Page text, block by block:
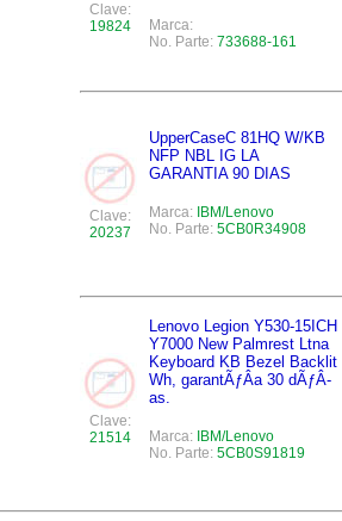
Clave:
19824
Marca:
No. Parte: 733688-161
Clave:
20237
UpperCaseC 81HQ W/KB
NFP NBL IG LA
GARANTIA 90 DIAS
Marca: IBM/Lenovo
No. Parte: 5CB0R34908
Clave:
21514
Lenovo Legion Y530-15ICH
Y7000 New Palmrest Ltna
Keyboard KB Bezel Backlit
Wh, garantÃƒÂ­a 30 dÃƒÂ­
as.
Marca: IBM/Lenovo
No. Parte: 5CB0S91819